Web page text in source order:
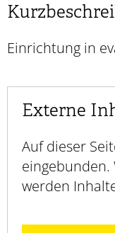
Einrichtung in
Externe
Auf dieser
eingebunden.
werden